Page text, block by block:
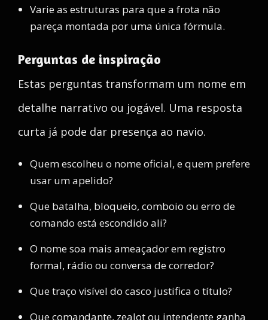
Varie as estruturas para que a frota não
pareça montada por uma única fórmula.
Perguntas de inspiração
Estas perguntas transformam um nome em
detalhe narrativo ou jogável. Uma resposta
curta já pode dar presença ao navio.
Quem escolheu o nome oficial, e quem prefere
usar um apelido?
Que batalha, bloqueio, comboio ou erro de
comando está escondido ali?
O nome soa mais ameaçador em registro
formal, rádio ou conversa de corredor?
Que traço visível do casco justifica o título?
Que comandante, zealot ou intendente ganha